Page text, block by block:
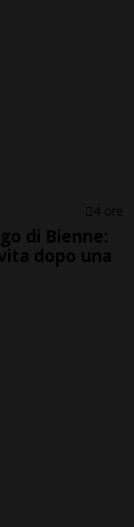
4 ore
di Bienne:
dopo una